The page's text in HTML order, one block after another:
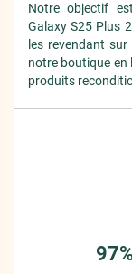
Notre objectif
Galaxy S25 Plus
les revendant
notre boutique en
produits